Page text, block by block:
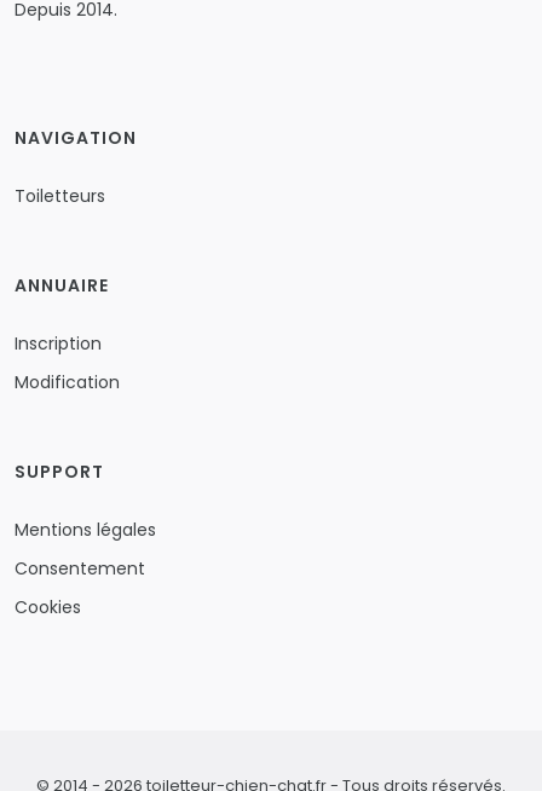
Depuis 2014.
NAVIGATION
Toiletteurs
ANNUAIRE
Inscription
Modification
SUPPORT
Mentions légales
Consentement
Cookies
© 2014 - 2026 toiletteur-chien-chat.fr - Tous droits réservés.